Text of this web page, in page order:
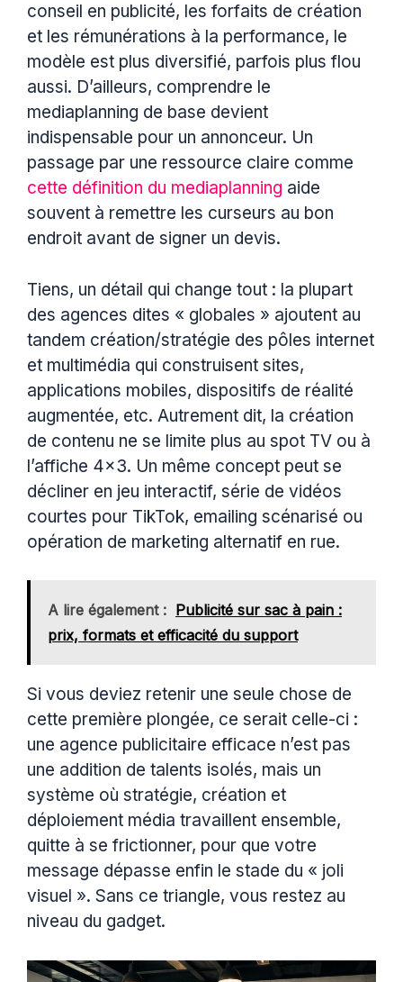
conseil en publicité, les forfaits de création
et les rémunérations à la performance, le
modèle est plus diversifié, parfois plus flou
aussi. D’ailleurs, comprendre le
mediaplanning de base devient
indispensable pour un annonceur. Un
passage par une ressource claire comme
cette définition du mediaplanning aide
souvent à remettre les curseurs au bon
endroit avant de signer un devis.
Tiens, un détail qui change tout : la plupart
des agences dites « globales » ajoutent au
tandem création/stratégie des pôles internet
et multimédia qui construisent sites,
applications mobiles, dispositifs de réalité
augmentée, etc. Autrement dit, la création
de contenu ne se limite plus au spot TV ou à
l’affiche 4×3. Un même concept peut se
décliner en jeu interactif, série de vidéos
courtes pour TikTok, emailing scénarisé ou
opération de marketing alternatif en rue.
A lire également : Publicité sur sac à pain :
prix, formats et efficacité du support
Si vous deviez retenir une seule chose de
cette première plongée, ce serait celle-ci :
une agence publicitaire efficace n’est pas
une addition de talents isolés, mais un
système où stratégie, création et
déploiement média travaillent ensemble,
quitte à se frictionner, pour que votre
message dépasse enfin le stade du « joli
visuel ». Sans ce triangle, vous restez au
niveau du gadget.